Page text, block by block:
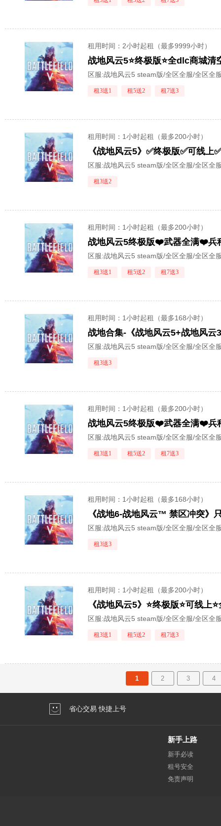
租用时间 ：2小时起租（最多9999小时）
战地风云5⭐终极版⭐全dlc商城清
区服:战地风云5 steam版/全区全服/全区全
租3送1 租5送2 租7送3
租用时间 ：1小时起租（最多200小时）
《战地风云5》✅终极版✅可线
区服:战地风云5 steam版/全区全服/全区全
租3送2
租用时间 ：1小时起租（最多200小时）
战地风云5终极版❤️武器全满❤️
区服:战地风云5 steam版/全区全服/全区全
租3送1 租5送2 租7送3
租用时间 ：1小时起租（最多168小时）
战地合集-《战地风云5+战地风云
区服:战地风云5 steam版/全区全服/全区全
租3送3
租用时间 ：1小时起租（最多200小时）
战地风云5终极版❤️武器全满❤️
区服:战地风云5 steam版/全区全服/全区全
租3送1 租5送2 租7送3
租用时间 ：1小时起租（最多168小时）
区服:战地风云5 steam版/全区全服/全区全
租3送3
租用时间 ：1小时起租（最多200小时）
区服:战地风云5 steam版/全区全服/全区全
租3送1 租5送2 租7送3
1 2 3 4
省心交易 快捷上号
新手上路
新手必读
租号安全
免责声明